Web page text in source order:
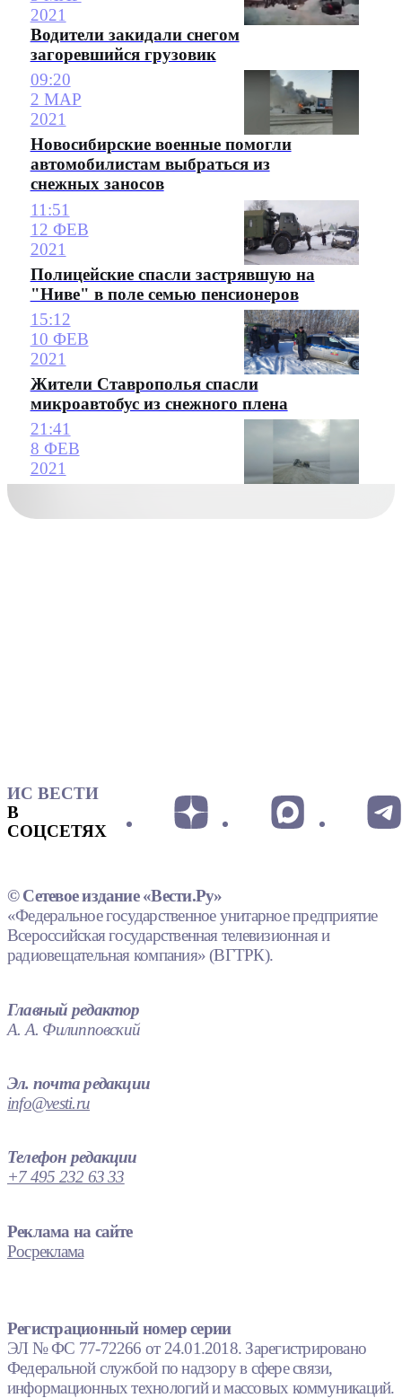
2021
Водители закидали снегом
загоревшийся грузовик
09:20
2 МАР
2021
Новосибирские военные помогли
автомобилистам выбраться из
снежных заносов
11:51
12 ФЕВ
2021
Полицейские спасли застрявшую на
"Ниве" в поле семью пенсионеров
15:12
10 ФЕВ
2021
Жители Ставрополья спасли
микроавтобус из снежного плена
21:41
8 ФЕВ
2021
ИС ВЕСТИ
В
СОЦСЕТЯХ
© Сетевое издание «Вести.Ру»
«Федеральное государственное унитарное предприятие
Всероссийская государственная телевизионная и
радиовещательная компания» (ВГТРК).
Главный редактор
А. А. Филипповский
Эл. почта редакции
info@vesti.ru
Телефон редакции
+7 495 232 63 33
Реклама на сайте
Росреклама
Регистрационный номер серии
ЭЛ № ФС 77-72266 от 24.01.2018. Зарегистрировано
Федеральной службой по надзору в сфере связи,
информационных технологий и массовых коммуникаций.